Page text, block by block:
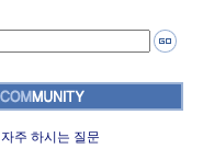
자주 하시는 질문